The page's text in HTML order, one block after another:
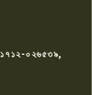
হামলায় গুরুতর
০২৬৫৩৯,